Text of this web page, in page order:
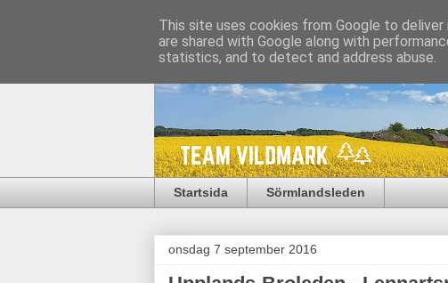
Startsida Sörmlandsleden
onsdag 7 september 2016
This site uses cookies from Google to
are shared with Google along with
statistics, and to detect and address abuse.